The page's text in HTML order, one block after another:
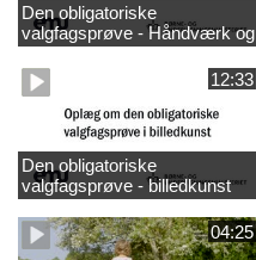
Den obligatoriske
valgfagsprøve - Håndværk og
design
12:33
Den obligatoriske
valgfagsprøve - billedkunst
større LK
04:25